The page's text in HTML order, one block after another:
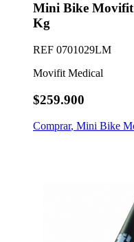
Mini Bike Movifit
Kg
REF 0701029LM
Movifit Medical
$259.900
Comprar, Mini Bike